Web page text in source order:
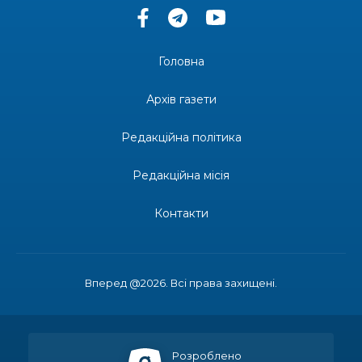
Юні мешканці Бахмутської громади у Харкові
долучилися до проєкту «Радість у дитячих
територіальної громади
«Дві музи» у Рівному: свято краси, мистецтва
епідеміолог, зоолог
Вперед @2026. Всі права захищені.
Головна
Архів газети
Редакційна політика
Редакційна місія
Контакти
Розроблено